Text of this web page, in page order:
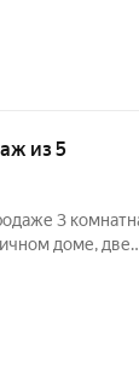
из 5
доме, две
подъезд.